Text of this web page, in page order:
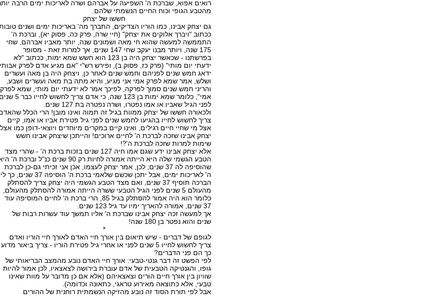
רואים אפוא, שברכת ה' השפיעה על אברהם ושרה לאריכות ימים הרבה
מהטבע הגופי וכוח החיים הנשמתי שלהם.
חששו של יצחק
גם יצחק אבינו, כמו הוריו הצדיקים, התברך מה' באריכות ימים ושנים
ככתוב "ויברך אלוקים את יצחק" (חיי שרה, פרק כה, פסוק יא), וברכת ה'
התממשה למעשה שהוא חי מאה ושמונים שנה, יותר מאביו אברהם, שחי
175 שנה, ויותר מבנו יעקב שחי 147 שנים, אך למרות זאת - מסופר
בפרשתנו - שכאשר יצחק היה בן 123 הוא חשש שמא ימות, ככתוב "לא
ידעתי יום מותי" (פרק כז, פסוק ב), ופירש רש"י "אם מגיע אדם לפרק
ידאג חמש שנים לפניהם וחמש שנים לאחר כן, ויצחק היה בן מאה ועשרים
ושלש, אמר שמא לפרק אמי אני מגיע, והיא מתה בת מאה ועשרים ושבע,
והריני חמש שנים סמוך לפרקה, לפיכך אמר לא ידעתי יום מותי, שמא לפרק
אמי", כלומר שמא ימות בן 123 שנה, כי אדם צריך לחשוש לחייו כבר 5 שנים
לפני הגיל שאביו או אמו נפטרו, ושרה נפטרה בת 127 שנים.
ולכאורה חששו של יצחק ממוות בגיל זה תמוה ואינו מובן! הרי הכלל
צריך לחשוש לחייו בהגיעו לחמש שנים לפני גיל פטירת אביו או אמו, קיים
אצל מי שחיי חיים רגילים, ואינו קיים במקרים מיוחדים ויוצאי-דופן כמו אצל
יצחק אבינו שזכה לברכת ה' לחיים ארוכים! והייתכן שיצחק אבינו חשש
שימות למרות שזכה לברכת ה'?!
אלא יצחק אבינו ידע שגם אמו חיה 127 שנים בזכות ברכת ה' - שהרי מצד
הטבע הגשמי שלה היא הייתה אמורה לחיות רק 90 שנים כנ"ל וברכת ה'
שהוסיפה לה 37 שנים; לכן, אמר יצחק לעצמו, אכן אני זכיתי גם-כן לברכת
ה' לאריכות ימים, אבל יתכן שכשם שלאמי ברכת ה' הוסיפה 37 שנים, כך לי
הברכה תוסיף 37 שנים, ואם מצד הטבע הגשמי היה יצחק צריך להסתלק
מהעולם 5 שנים לפני הגיל הטבעי ששרה הייתה אמורה להסתלק מהעולם,
כלומר הוא היה אמור להסתלק בגיל 85, הרי ברכת ה' לחיים המוסיפה עוד
37 שנים, אמורה להאריך ימיו עד גיל 123 שנים.
אך למעשה זכה יצחק אבינו שברכת ה' אליו תמשך עוד עשרות רבות של
שנים והוא נפטר בן 180 שנה!
*
לגופם של דברים - שיש תיאום בין אורך חיי האדם לאורך חיי הוריו ואדם
צריך לחשוש לחייו 5 שנים לפני או אחרי גיל פטירת הוריו - צריך ביאור מדוע
כך הם פני הדברים?
לפי הפשט זה דבר גנטי-טבעי: אורך חיי האדם נובע מהמצב הבריאותי של
גופו, והגנטיקה הטבעית של אדם עוברת בירושה לצאצאיו, לכן אמור להיות
שוויון בין אורך חיים הורים וצאצאיהם (אלא אם כן מדובר על מוות שאינו
טבעי, אלא כתוצאה מאירוע טראגי, כתאונה וכדומה).
אבל לפי תורת הסוד זה נובע מהזיקה הנשמתית רוחנית של ההורים